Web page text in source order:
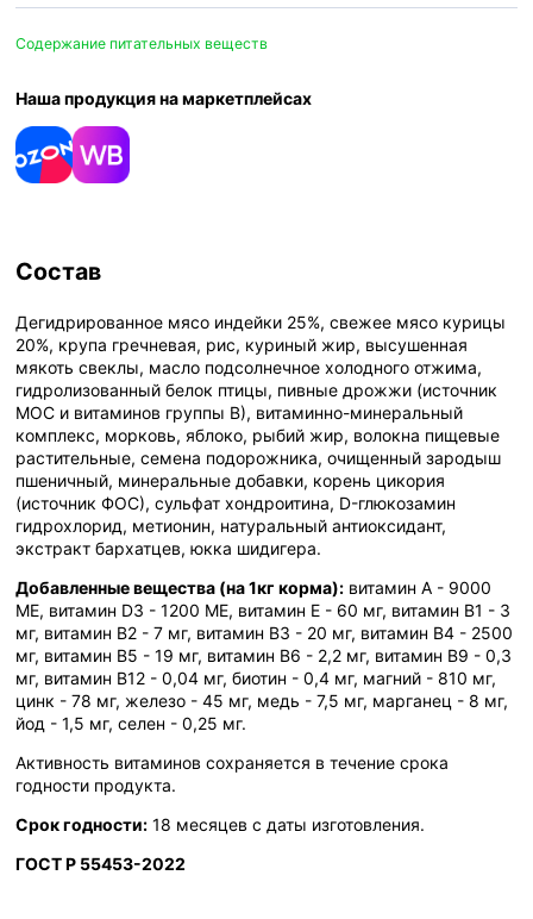
Содержание питательных веществ
Наша продукция на маркетплейсах
Состав
Дегидрированное мясо индейки 25%, свежее мясо курицы
20%, крупа гречневая, рис, куриный жир, высушенная
мякоть свеклы, масло подсолнечное холодного отжима,
гидролизованный белок птицы, пивные дрожжи (источник
МОС и витаминов группы В), витаминно-минеральный
комплекс, морковь, яблоко, рыбий жир, волокна пищевые
растительные, семена подорожника, очищенный зародыш
пшеничный, минеральные добавки, корень цикория
(источник ФОС), сульфат хондроитина, D-глюкозамин
гидрохлорид, метионин, натуральный антиоксидант,
экстракт бархатцев, юкка шидигера.
Добавленные вещества (на 1кг корма): витамин A - 9000
МЕ, витамин D3 - 1200 МЕ, витамин E - 60 мг, витамин B1 - 3
мг, витамин B2 - 7 мг, витамин B3 - 20 мг, витамин B4 - 2500
мг, витамин B5 - 19 мг, витамин B6 - 2,2 мг, витамин B9 - 0,3
мг, витамин B12 - 0,04 мг, биотин - 0,4 мг, магний - 810 мг,
цинк - 78 мг, железо - 45 мг, медь - 7,5 мг, марганец - 8 мг,
йод - 1,5 мг, селен - 0,25 мг.
Активность витаминов сохраняется в течение срока
годности продукта.
Срок годности: 18 месяцев с даты изготовления.
ГОСТ Р 55453-2022